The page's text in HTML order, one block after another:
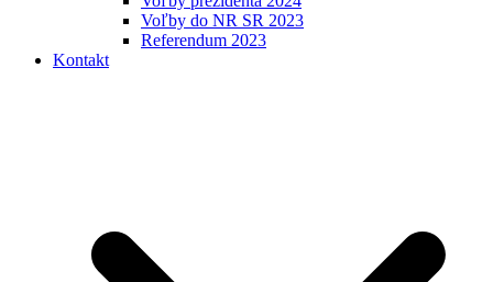
Voľby do NR SR 2023
Referendum 2023
Kontakt